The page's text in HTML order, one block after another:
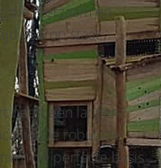
die leerzaam en
voorop staat.
heeft een langere
De robuuste
de perfecte basis